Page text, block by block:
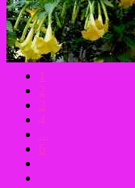
1
2
3
4
...
6